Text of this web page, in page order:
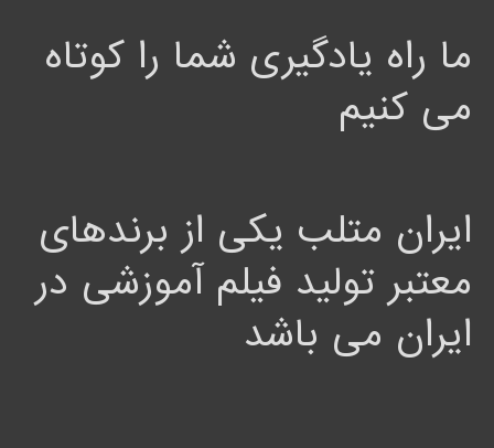
ما راه یادگیری شما را کوتاه
می کنیم
ایران متلب یکی از برندهای
معتبر تولید فیلم آموزشی در
ایران می باشد